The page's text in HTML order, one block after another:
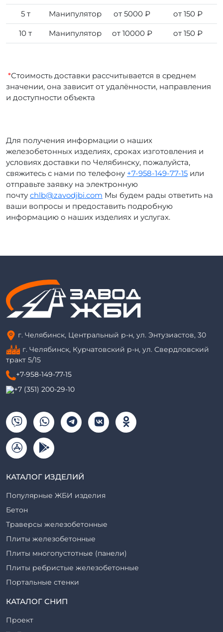
5 т Манипулятор от 5000 ₽ от 150 ₽
10 т Манипулятор от 10000 ₽ от 150 ₽
*Стоимость доставки рассчитывается в среднем
значении, она зависит от удалённости, направления
и доступности объекта
Для получения информации о наших
железобетонных изделиях, сроках изготовления и
условиях доставки по Челябинску, пожалуйста,
свяжитесь с нами по телефону +7-958-149-77-15 или
отправьте заявку на электронную
почту chlb@zavodjbi.com Мы будем рады ответить на
ваши вопросы и предоставить подробную
информацию о наших изделиях и услугах.
г. Челябинск, Центральный р-н, ул. Энтузиастов, 30
г. Челябинск, Курчатовский р-н, ул. Свердловский
тракт 5/15
+7-958-149-77-15
+7 (351) 200-29-10
КАТАЛОГ ИЗДЕЛИЙ
Популярные ЖБИ изделия
Бетон
Траверсы железобетонные
Плиты железобетонные
Плиты многопустотные (панели)
Плиты ребристые железобетонные
Портальные стенки
Прогоны железобетонные
Ригели железобетонные
КАТАЛОГ СНИП
Проект